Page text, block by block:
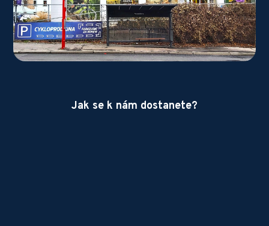
Jak se k nám dostanete?